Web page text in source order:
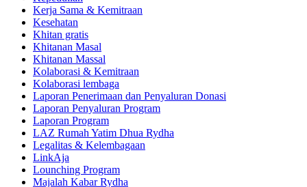
Kerja Sama & Kemitraan
Kesehatan
Khitan gratis
Khitanan Masal
Khitanan Massal
Kolaborasi & Kemitraan
Kolaborasi lembaga
Laporan Penerimaan dan Penyaluran Donasi
Laporan Penyaluran Program
Laporan Program
LAZ Rumah Yatim Dhua Rydha
Legalitas & Kelembagaan
LinkAja
Lounching Program
Majalah Kabar Rydha